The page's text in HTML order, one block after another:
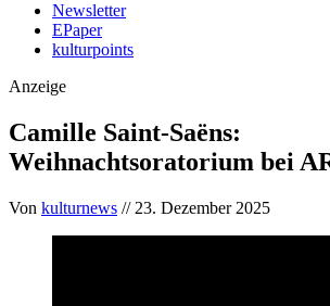
Newsletter
EPaper
kulturpoints
Anzeige
Camille Saint-Saëns:
Weihnachtsoratorium bei
Von kulturnews // 23. Dezember 2025